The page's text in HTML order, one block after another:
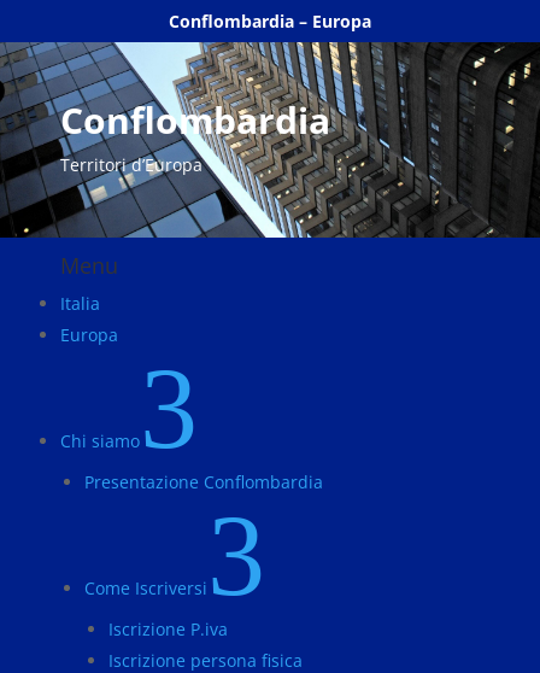
Conflombardia – Europa
Conflombardia
Territori d’Europa
Menu
Italia
Europa
Chi siamo 3
Presentazione Conflombardia
Come Iscriversi 3
Iscrizione P.iva
Iscrizione persona fisica